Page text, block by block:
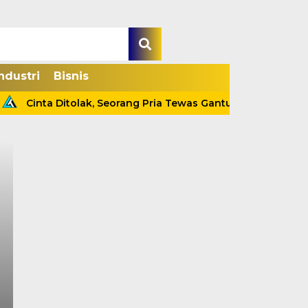
Bisnis
Cinta Ditolak, Seorang Pria Tewas Gantung Diri Di Tanjab